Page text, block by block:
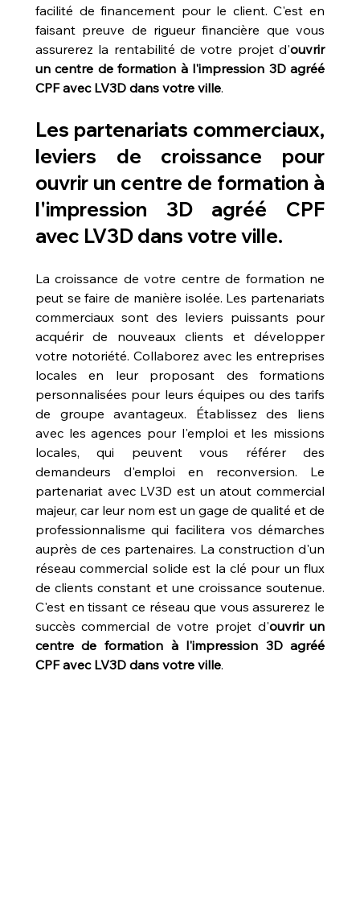
facilité de financement pour le client. C'est en
faisant preuve de rigueur financière que vous
assurerez la rentabilité de votre projet d'ouvrir
un centre de formation à l'impression 3D agréé
CPF avec LV3D dans votre ville.
Les partenariats commerciaux,
ouvrir un centre de formation à
l'impression 3D agréé CPF
avec LV3D dans votre ville.
La croissance de votre centre de formation ne
peut se faire de manière isolée. Les partenariats
commerciaux sont des leviers puissants pour
acquérir de nouveaux clients et développer
votre notoriété. Collaborez avec les entreprises
locales en leur proposant des formations
personnalisées pour leurs équipes ou des tarifs
de groupe avantageux. Établissez des liens
avec les agences pour l'emploi et les missions
locales, qui peuvent vous référer des
demandeurs d'emploi en reconversion. Le
partenariat avec LV3D est un atout commercial
majeur, car leur nom est un gage de qualité et de
professionnalisme qui facilitera vos démarches
auprès de ces partenaires. La construction d'un
réseau commercial solide est la clé pour un flux
de clients constant et une croissance soutenue.
C'est en tissant ce réseau que vous assurerez le
succès commercial de votre projet d'ouvrir un
centre de formation à l'impression 3D agréé
CPF avec LV3D dans votre ville.